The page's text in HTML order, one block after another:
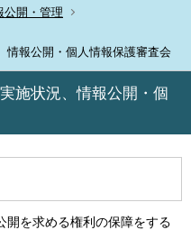
公開・管理
情報公開・個人情報保護審査会
施状況、情報公開・個
開を求める権利の保障をする